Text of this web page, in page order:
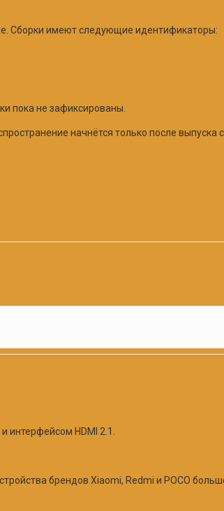
Сборки имеют следующие идентификаторы:
пока не зафиксированы.
начнётся только после
интерфейсом HDMI 2.1.
брендов Xiaomi, Redmi и POCO